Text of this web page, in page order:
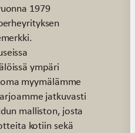
1979
ympäri
myymälämme
jatkuvasti
malliston, josta
kotiin sekä